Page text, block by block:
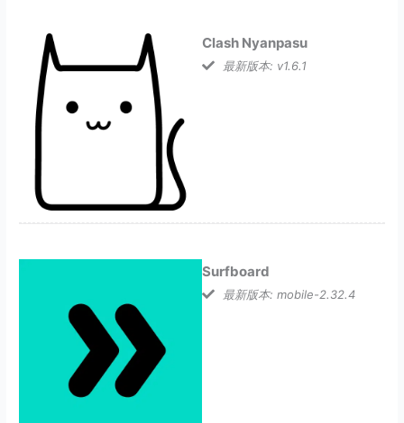
Clash Nyanpasu
最新版本: v1.6.1
Surfboard
最新版本: mobile-2.32.4